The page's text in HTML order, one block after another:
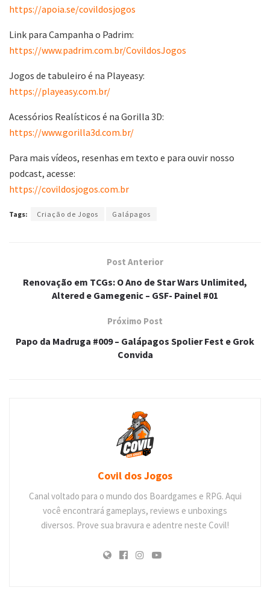
https://apoia.se/covildosjogos
Link para Campanha o Padrim:
https://www.padrim.com.br/CovildosJogos
Jogos de tabuleiro é na Playeasy:
https://playeasy.com.br/
Acessórios Realísticos é na Gorilla 3D:
https://www.gorilla3d.com.br/
Para mais vídeos, resenhas em texto e para ouvir nosso
podcast, acesse:
https://covildosjogos.com.br
Tags: Criação de Jogos Galápagos
Post Anterior
Renovação em TCGs: O Ano de Star Wars Unlimited,
Altered e Gamegenic – GSF- Painel #01
Próximo Post
Papo da Madruga #009 – Galápagos Spolier Fest e Grok
Convida
Covil dos Jogos
Canal voltado para o mundo dos Boardgames e RPG. Aqui
você encontrará gameplays, reviews e unboxings
diversos. Prove sua bravura e adentre neste Covil!